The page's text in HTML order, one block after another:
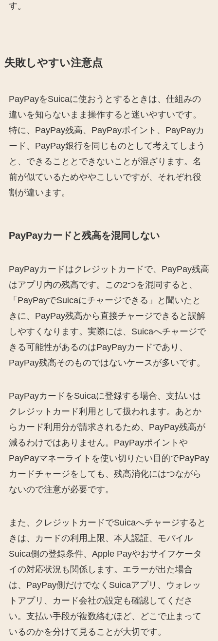
す。
失敗しやすい注意点
PayPayをSuicaに使おうとするときは、仕組みの
違いを知らないまま操作すると迷いやすいです。
特に、PayPay残高、PayPayポイント、PayPayカ
ード、PayPay銀行を同じものとして考えてしまう
と、できることとできないことが混ざります。名
前が似ているためややこしいですが、それぞれ役
割が違います。
PayPayカードと残高を混同しない
PayPayカードはクレジットカードで、PayPay残高
はアプリ内の残高です。この2つを混同すると、
「PayPayでSuicaにチャージできる」と聞いたと
きに、PayPay残高から直接チャージできると誤解
しやすくなります。実際には、Suicaへチャージで
きる可能性があるのはPayPayカードであり、
PayPay残高そのものではないケースが多いです。
PayPayカードをSuicaに登録する場合、支払いは
クレジットカード利用として扱われます。あとか
らカード利用分が請求されるため、PayPay残高が
減るわけではありません。PayPayポイントや
PayPayマネーライトを使い切りたい目的でPayPay
カードチャージをしても、残高消化にはつながら
ないので注意が必要です。
また、クレジットカードでSuicaへチャージすると
きは、カードの利用上限、本人認証、モバイル
Suica側の登録条件、Apple Payやおサイフケータ
イの対応状況も関係します。エラーが出た場合
は、PayPay側だけでなくSuicaアプリ、ウォレッ
トアプリ、カード会社の設定も確認してくださ
い。支払い手段が複数絡むほど、どこで止まって
いるのかを分けて見ることが大切です。